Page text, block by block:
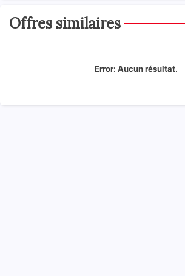
Offres similaires
Error: Aucun résultat.